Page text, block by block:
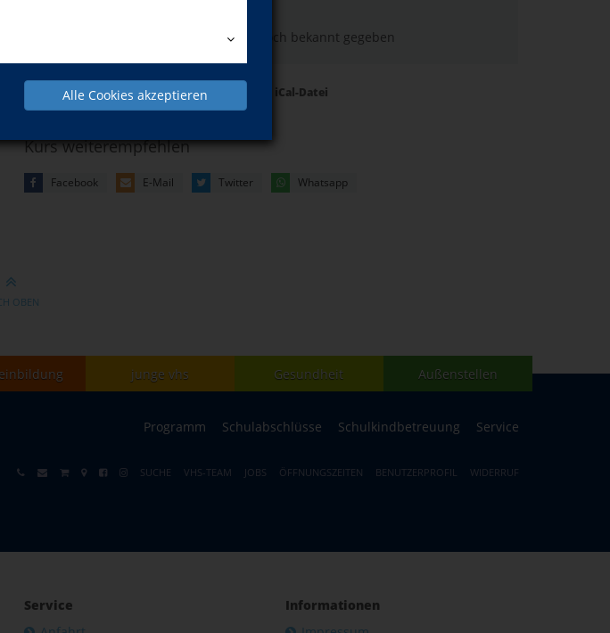
Alle Cookies akzeptieren
Raum wird noch bekannt gegeben
Kursdetails drucken Termine als iCal-Datei
Kurs weiterempfehlen
Facebook E-Mail Twitter Whatsapp
OBEN
junge vhs Gesundheit Außenstellen
Programm Schulabschlüsse Schulkindbetreuung Service
SUCHE VHS-TEAM JOBS ÖFFNUNGSZEITEN BENUTZERPROFIL WIDERRUF
Service
Informationen